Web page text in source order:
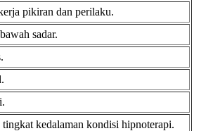
pikiran dan perilaku.
sadar.
kedalaman kondisi hipnoterapi.